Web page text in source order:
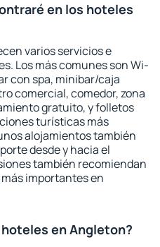
en los hoteles
varios servicios e
Los más comunes son Wi-
con spa, minibar/caja
comercial, comedor, zona
gratuito, y folletos
turísticas más
alojamientos también
desde y hacia el
también recomiendan
importantes en
en Angleton?